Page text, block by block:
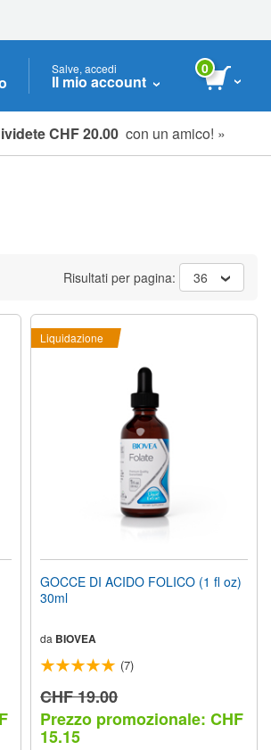
Salve, accedi
Il mio account
0
CHF 20.00 con un amico! »
Risultati per pagina: 36
Liquidazione
GOCCE DI ACIDO FOLICO (1 fl oz)
30ml
da BIOVEA
(7)
CHF 19.00
Prezzo promozionale: CHF
15.15